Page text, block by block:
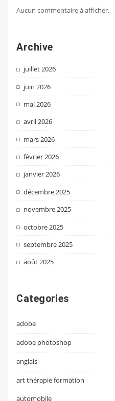
Aucun commentaire à afficher.
Archive
juillet 2026
juin 2026
mai 2026
avril 2026
mars 2026
février 2026
janvier 2026
décembre 2025
novembre 2025
octobre 2025
septembre 2025
août 2025
Categories
adobe
adobe photoshop
anglais
art thérapie formation
automobile